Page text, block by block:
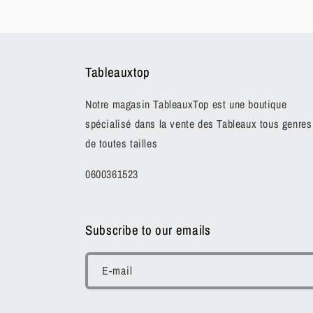
Tableauxtop
Notre magasin TableauxTop est une boutique
spécialisé dans la vente des Tableaux tous
de toutes tailles
0600361523
Subscribe to our emails
E-mail